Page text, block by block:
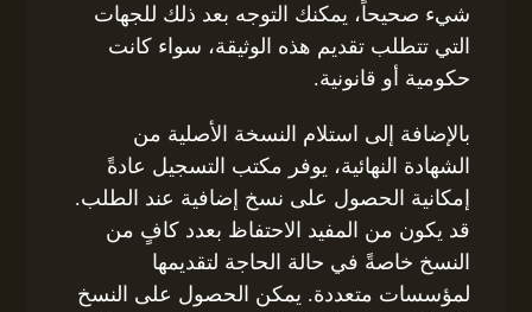
شيء صحيحاً، يمكنك التوجه بعد ذلك للجهات
التي تتطلب تقديم هذه الوثيقة، سواء كانت
حكومية أو قانونية.
بالإضافة إلى استلام النسخة الأصلية من
الشهادة النهائية، يوفر مكتب التسجيل عادةً
إمكانية الحصول على نسخ إضافية عند الطلب.
قد يكون من المفيد الاحتفاظ بعدد كافٍ من
النسخ خاصةً في حالة الحاجة لتقديمها
لمؤسسات متعددة. يمكن الحصول على النسخ